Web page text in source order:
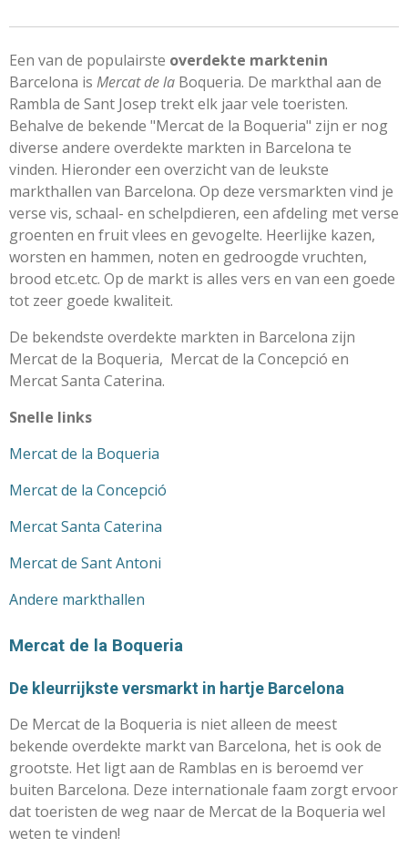
Een van de populairste overdekte marktenin
Barcelona is Mercat de la Boqueria. De markthal aan de
Rambla de Sant Josep trekt elk jaar vele toeristen.
Behalve de bekende "Mercat de la Boqueria" zijn er nog
diverse andere overdekte markten in Barcelona te
vinden. Hieronder een overzicht van de leukste
markthallen van Barcelona. Op deze versmarkten vind je
verse vis, schaal- en schelpdieren, een afdeling met verse
groenten en fruit vlees en gevogelte. Heerlijke kazen,
worsten en hammen, noten en gedroogde vruchten,
brood etc.etc. Op de markt is alles vers en van een goede
tot zeer goede kwaliteit.
De bekendste overdekte markten in Barcelona zijn
Mercat de la Boqueria, Mercat de la Concepció en
Mercat Santa Caterina.
Snelle links
Mercat de la Boqueria
Mercat de la Concepció
Mercat Santa Caterina
Mercat de Sant Antoni
Andere markthallen
Mercat de la Boqueria
De kleurrijkste versmarkt in hartje Barcelona
De Mercat de la Boqueria is niet alleen de meest
bekende overdekte markt van Barcelona, het is ook de
grootste. Het ligt aan de Ramblas en is beroemd ver
buiten Barcelona. Deze internationale faam zorgt ervoor
dat toeristen de weg naar de Mercat de la Boqueria wel
weten te vinden!